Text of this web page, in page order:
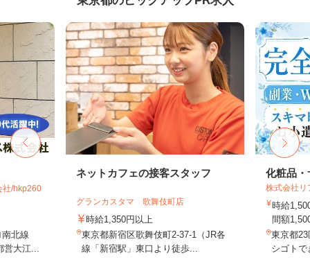
社/hkp260
北線
大江...
ネットカフェの接客スタッフ
グランカスタマ 歌舞伎町店
時給1,350円以上
東京都新宿区歌舞伎町2-37-1（JR各
線「新宿駅」東口より徒歩...
化粧品・
株式会社リ
時給
間額
東京都
シゴト